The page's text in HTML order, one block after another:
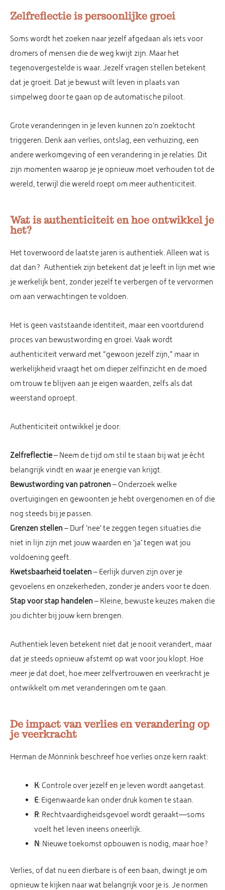
Zelfreflectie is persoonlijke groei
Soms wordt het zoeken naar jezelf afgedaan als iets voor
dromers of mensen die de weg kwijt zijn. Maar het
tegenovergestelde is waar. Jezelf vragen stellen betekent
dat je groeit. Dat je bewust wilt leven in plaats van
simpelweg door te gaan op de automatische piloot.
Grote veranderingen in je leven kunnen zo’n zoektocht
triggeren. Denk aan verlies, ontslag, een verhuizing, een
andere werkomgeving of een verandering in je relaties. Dit
zijn momenten waarop je je opnieuw moet verhouden tot de
wereld, terwijl die wereld roept om meer authenticiteit.
Wat is authenticiteit en hoe ontwikkel je
het?
Het toverwoord de laatste jaren is authentiek. Alleen wat is
dat dan? Authentiek zijn betekent dat je leeft in lijn met wie
je werkelijk bent, zonder jezelf te verbergen of te vervormen
om aan verwachtingen te voldoen.
Het is geen vaststaande identiteit, maar een voortdurend
proces van bewustwording en groei. Vaak wordt
authenticiteit verward met “gewoon jezelf zijn,” maar in
werkelijkheid vraagt het om dieper zelfinzicht en de moed
om trouw te blijven aan je eigen waarden, zelfs als dat
weerstand oproept.
Authenticiteit ontwikkel je door:
Zelfreflectie– Neem de tijd om stil te staan bij wat je écht
belangrijk vindt en waar je energie van krijgt.
Bewustwording van patronen – Onderzoek welke
overtuigingen en gewoonten je hebt overgenomen en of die
nog steeds bij je passen.
Grenzen stellen – Durf ‘nee’ te zeggen tegen situaties die
niet in lijn zijn met jouw waarden en ‘ja’ tegen wat jou
voldoening geeft.
Kwetsbaarheid toelaten – Eerlijk durven zijn over je
gevoelens en onzekerheden, zonder je anders voor te doen.
Stap voor stap handelen – Kleine, bewuste keuzes maken die
jou dichter bij jouw kern brengen.
Authentiek leven betekent niet dat je nooit verandert, maar
dat je steeds opnieuw afstemt op wat voor jou klopt. Hoe
meer je dat doet, hoe meer zelfvertrouwen en veerkracht je
ontwikkelt om met veranderingen om te gaan.
De impact van verlies en verandering op
je veerkracht
Herman de Mönnink beschreef hoe verlies onze kern raakt:
K: Controle over jezelf en je leven wordt aangetast.
E: Eigenwaarde kan onder druk komen te staan.
R: Rechtvaardigheidsgevoel wordt geraakt—soms
voelt het leven ineens oneerlijk.
N: Nieuwe toekomst opbouwen is nodig, maar hoe?
Verlies, of dat nu een dierbare is of een baan, dwingt je om
opnieuw te kijken naar wat belangrijk voor je is. Je normen